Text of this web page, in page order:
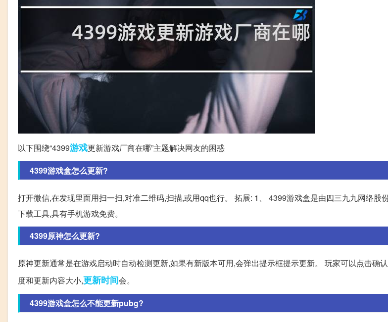
以下围绕“4399游戏更新游戏厂商在哪”主题解决网友的困惑
4399游戏盒怎么更新?
打开微信,在发现里面用扫一扫,对准二维码,扫描,或用qq也行。 拓展: 1、 4399游戏盒是由四三九九网络股
下载工具,具有手机游戏免费。
4399原神怎么更新?
原神更新通常是在游戏启动时自动检测更新,如果有新版本可用,会弹出提示框提示更新。 玩家可以点击确
度和更新内容大小,更新时间会。
4399游戏盒怎么不能更新pubg?